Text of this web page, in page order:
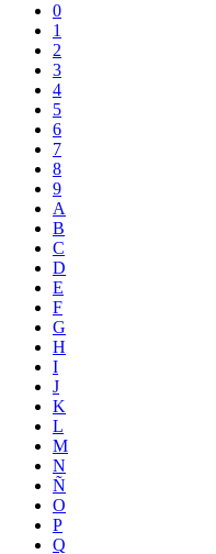
0
1
2
3
4
5
6
7
8
9
A
B
C
D
E
F
G
H
I
J
K
L
M
N
Ñ
O
P
Q